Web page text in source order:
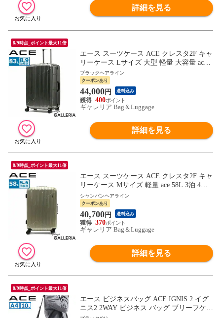
詳細を見る
8/9時点_ポイント最大11倍
エース スーツケース ACE クレスタ2F キャ
リーケース Lサイズ 大型 軽量 大容量 ace 8
3L 7泊 8泊 9泊 10泊 双輪 4輪 TSロック フ
レームタイプ 旅行 出張 メンズ レディース
05108
ブラックヘアライン
クーポンあり
44,000円 送料込み
400
ギャレリア Bag＆Luggage
詳細を見る
8/9時点_ポイント最大11倍
エース スーツケース ACE クレスタ2F キャ
リーケース Mサイズ 軽量 ace 58L 3泊 4泊 5
泊 双輪 4輪 TSロック フレームタイプ 旅行
出張 メンズ レディース 05107
シャンパンヘアライン
クーポンあり
40,700円 送料込み
370
ギャレリア Bag＆Luggage
詳細を見る
8/9時点_ポイント最大11倍
エース ビジネスバッグ ACE IGNIS 2 イグ
ニス2 2WAY ビジネス バッグ ブリーフケー